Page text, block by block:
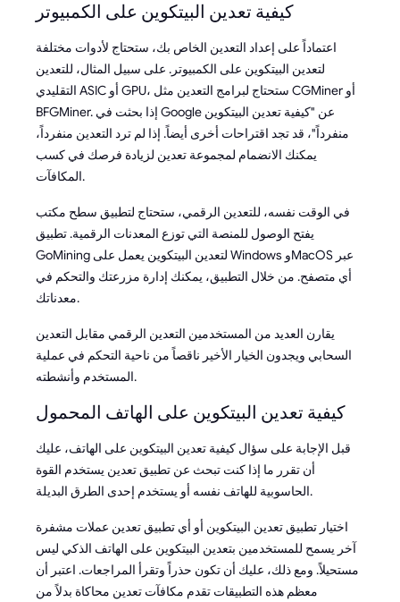
كيفية تعدين البيتكوين على الكمبيوتر
اعتماداً على إعداد التعدين الخاص بك، ستحتاج لأدوات مختلفة
لتعدين البيتكوين على الكمبيوتر. على سبيل المثال، للتعدين
التقليدي ASIC أو GPU، ستحتاج لبرامج التعدين مثل CGMiner أو
BFGMiner. إذا بحثت في Google عن "كيفية تعدين البيتكوين
منفرداً"، قد تجد اقتراحات أخرى أيضاً. إذا لم ترد التعدين منفرداً،
يمكنك الانضمام لمجموعة تعدين لزيادة فرصك في كسب
المكافآت.
في الوقت نفسه، للتعدين الرقمي، ستحتاج لتطبيق سطح مكتب
يفتح الوصول للمنصة التي توزع المعدنات الرقمية. تطبيق
GoMining لتعدين البيتكوين يعمل على Windows وMacOS عبر
أي متصفح. من خلال التطبيق، يمكنك إدارة مزرعتك والتحكم في
معدناتك.
يقارن العديد من المستخدمين التعدين الرقمي مقابل التعدين
السحابي ويجدون الخيار الأخير ناقصاً من ناحية التحكم في عملية
المستخدم وأنشطته.
كيفية تعدين البيتكوين على الهاتف المحمول
قبل الإجابة على سؤال كيفية تعدين البيتكوين على الهاتف، عليك
أن تقرر ما إذا كنت تبحث عن تطبيق تعدين يستخدم القوة
الحاسوبية للهاتف نفسه أو يستخدم إحدى الطرق البديلة.
اختيار تطبيق تعدين البيتكوين أو أي تطبيق تعدين عملات مشفرة
آخر يسمح للمستخدمين بتعدين البيتكوين على الهاتف الذكي ليس
مستحيلاً. ومع ذلك، عليك أن تكون حذراً وتقرأ المراجعات. اعتبر أن
معظم هذه التطبيقات تقدم مكافآت تعدين محاكاة بدلاً من